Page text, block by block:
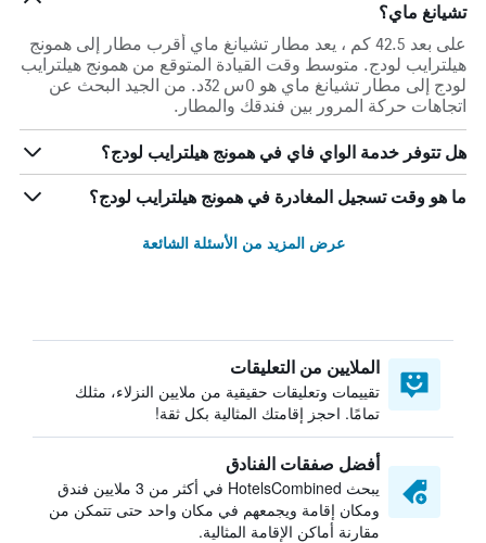
تشيانغ ماي؟
على بعد 42.5 كم ، يعد مطار تشيانغ ماي أقرب مطار إلى همونج
هيلترايب لودج. متوسط وقت القيادة المتوقع من همونج هيلترايب
لودج إلى مطار تشيانغ ماي هو 0س 32د. من الجيد البحث عن
اتجاهات حركة المرور بين فندقك والمطار.
هل تتوفر خدمة الواي فاي في همونج هيلترايب لودج؟
ما هو وقت تسجيل المغادرة في همونج هيلترايب لودج؟
عرض المزيد من الأسئلة الشائعة
الملايين من التعليقات
تقييمات وتعليقات حقيقية من ملايين النزلاء، مثلك
تمامًا. احجز إقامتك المثالية بكل ثقة!
أفضل صفقات الفنادق
يبحث HotelsCombined في أكثر من 3 ملايين فندق
ومكان إقامة ويجمعهم في مكان واحد حتى تتمكن من
مقارنة أماكن الإقامة المثالية.